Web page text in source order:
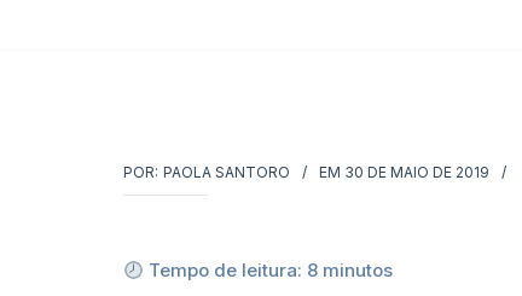
POR: PAOLA SANTORO EM 30 DE MAIO DE 2019
Tempo de leitura: 8 minutos